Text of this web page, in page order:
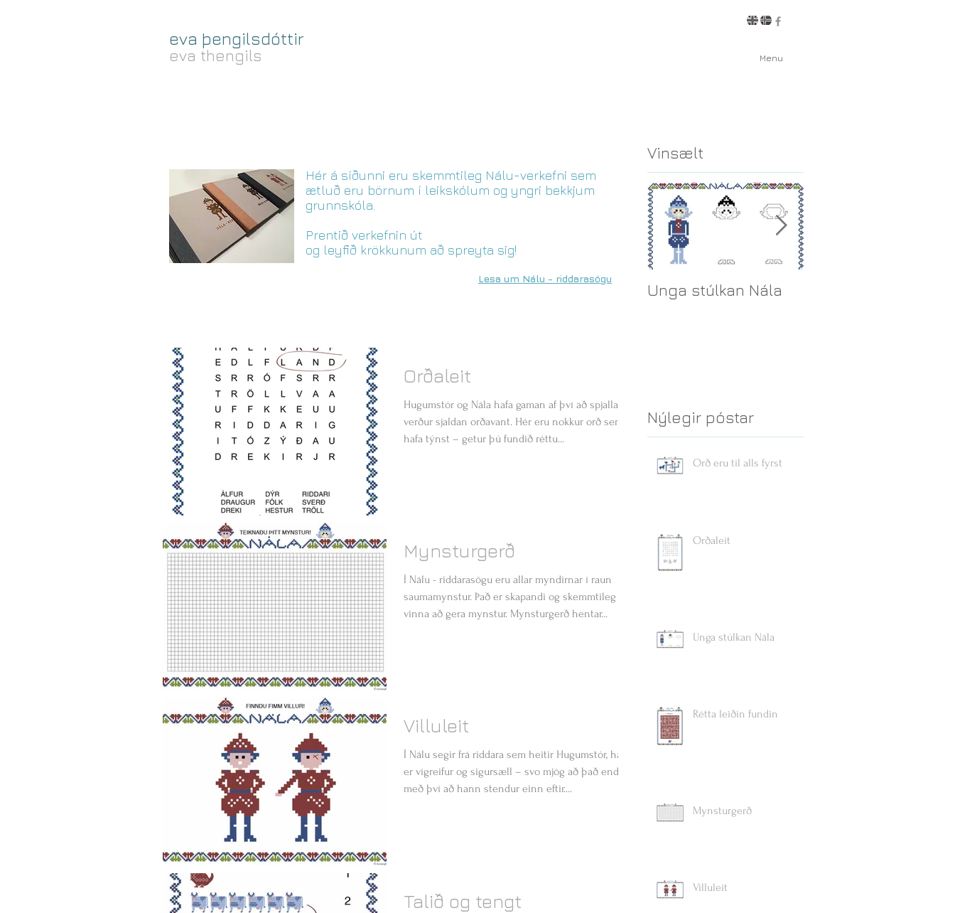
eva þengilsdóttir
eva thengils Menu
Vinsælt
Hér á síðunni eru skemmtileg Nálu-verkefni sem
ætluð eru börnum í leikskólum og yngri bekkjum
grunnskóla.
Prentið verkefnin út
og leyfið krökkunum að spreyta sig!
Lesa um Nálu - riddarasögu
Orðaleit
Hugumstór og Nála hafa gaman af því að spjalla og
verður sjaldan orðavant. Hér eru nokkur orð sem
hafa týnst – getur þú fundið réttu...
Mynsturgerð
Í Nálu - riddarasögu eru allar myndirnar í raun
saumamynstur. Það er skapandi og skemmtileg
vinna að gera mynstur. Mynsturgerð hentar...
Villuleit
Í Nálu segir frá riddara sem heitir Hugumstór, hann
er vígreifur og sigursæll – svo mjög að það endar
með því að hann stendur einn eftir....
Talið og tengt
Unga stúlkan Nála
Nýlegir póstar
Orð eru til alls fyrst
Orðaleit
Unga stúlkan Nála
Rétta leiðin fundin
Mynsturgerð
Villuleit